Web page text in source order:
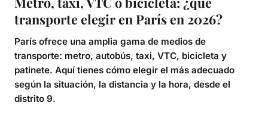
transporte elegir en París en 2026?
París ofrece una amplia gama de medios de
transporte: metro, autobús, taxi, VTC, bicicleta y
patinete. Aquí tienes cómo elegir el más adecuado
según la situación, la distancia y la hora, desde el
distrito 9.